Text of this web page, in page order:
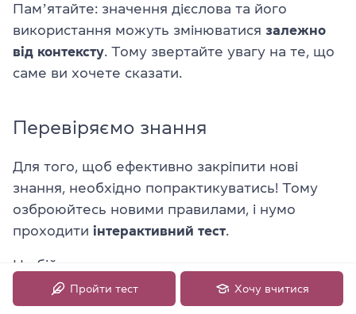
Памʼятайте: значення дієслова та його
використання можуть змінюватися залежно
від контексту. Тому звертайте увагу на те, що
саме ви хочете сказати.
Перевіряємо знання
Для того, щоб ефективно закріпити нові
знання, необхідно попрактикуватись! Тому
озброюйтесь новими правилами, і нумо
проходити інтерактивний тест.
Не бійтесь припускатись помилок — вони
роблять нас сильніше, адже дають
можливість зрозуміти слабкі місця та надалі
Пройти тест Хочу вчитися